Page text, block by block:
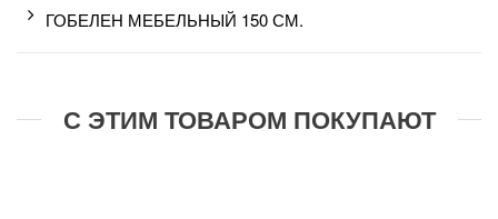
ГОБЕЛЕН МЕБЕЛЬНЫЙ 150 СМ.
С ЭТИМ ТОВАРОМ ПОКУПАЮТ